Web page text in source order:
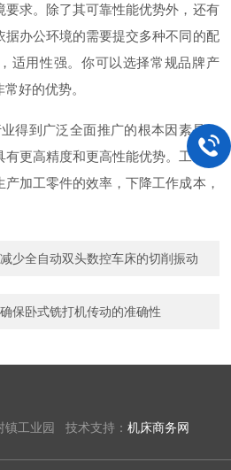
要求。除了其可靠性能优势外，还有
据办公环境的需要提交多种不同的配
适用性强。你可以选择常规品牌产
好的优势。
得到广泛全面推广的根本因素是，
更高精度和更高性能优势。工作稳
加工零件的效率，下降工作成本，
少全自动双头数控车床的切削振动
保卧式铣打机传动的准确性
镇工业园 技术支持：机床商务网